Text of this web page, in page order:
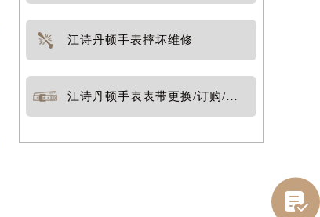
江诗丹顿手表摔坏维修
江诗丹顿手表表带更换/订购/定制
